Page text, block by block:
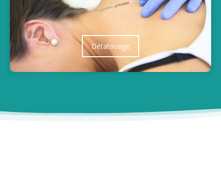
Détatouage